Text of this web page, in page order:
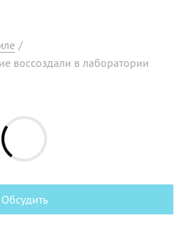
/
воссоздали в лаборатории
Обсудить